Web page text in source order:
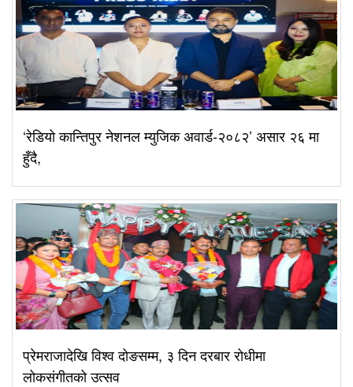
‘रेडियो कान्तिपुर नेशनल म्युजिक अवार्ड-२०८२’ असार २६ मा
हुँदै,
प्रेमराजादेखि विश्व दोङसम्म, ३ दिन दरबार रोधीमा
लोकसंगीतको उत्सव